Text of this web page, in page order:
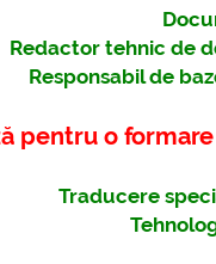
Redactor tehnic de
Responsabil de
pentru o
Traducere